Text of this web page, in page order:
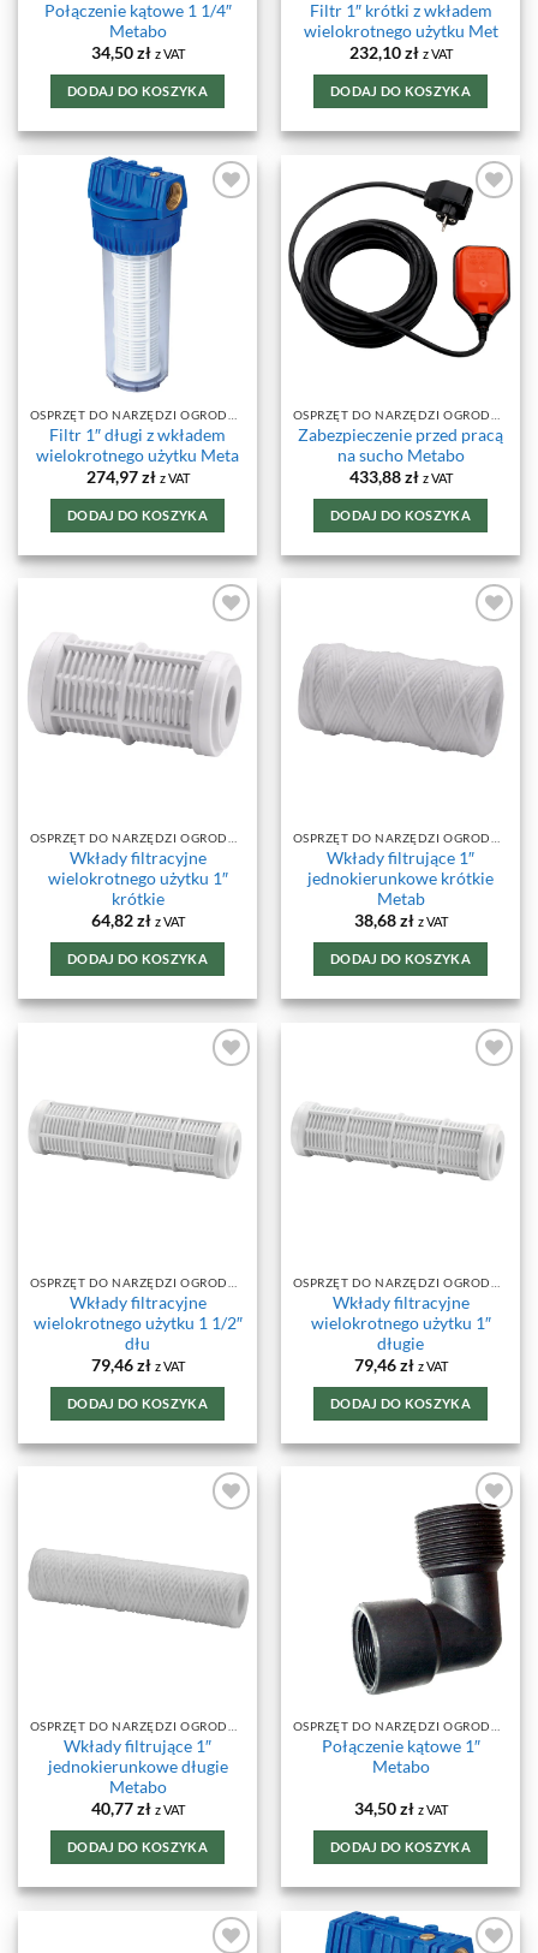
Połączenie kątowe 1 1/4″
Metabo
34,50zł z VAT
DODAJ DO KOSZYKA
Filtr 1″ krótki z wkładem
wielokrotnego użytku Met
232,10zł z VAT
DODAJ DO KOSZYKA
DODAJ DO
ULUBIONYCH
Filtr 1″ długi z wkładem
wielokrotnego użytku Meta
274,97zł z VAT
DODAJ DO KOSZYKA
DODAJ DO
ULUBIONYCH
Zabezpieczenie przed pracą
na sucho Metabo
433,88zł z VAT
DODAJ DO KOSZYKA
ULUBIONYCH
Wkłady filtracyjne
wielokrotnego użytku 1″
krótkie
64,82zł z VAT
DODAJ DO KOSZYKA
ULUBIONYCH
Wkłady filtrujące 1″
jednokierunkowe krótkie
Metab
38,68zł z VAT
DODAJ DO KOSZYKA
Wkłady filtracyjne
wielokrotnego użytku 1 1/2″
dłu
79,46zł z VAT
DODAJ DO KOSZYKA
Wkłady filtracyjne
wielokrotnego użytku 1″
długie
79,46zł z VAT
DODAJ DO KOSZYKA
Wkłady filtrujące 1″
jednokierunkowe długie
Metabo
40,77zł z VAT
DODAJ DO KOSZYKA
DODAJ DO
ULUBIONYCH
Połączenie kątowe 1″
Metabo
34,50zł z VAT
DODAJ DO KOSZYKA